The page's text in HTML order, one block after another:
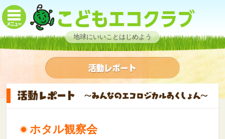
地球にいいことはじめよう
ホタル観察会